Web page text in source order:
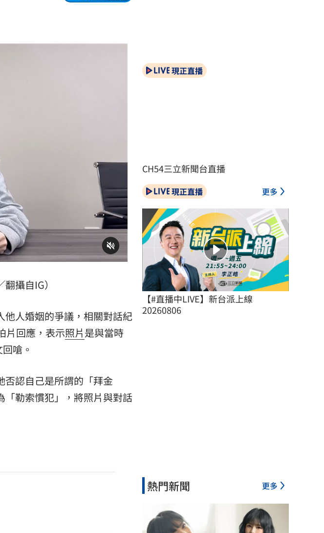
攝自IG）
他人婚姻的爭議，相關對話紀
片回應，表示照片是與當時
嗆。
否認自己是所謂的「拜金
「勒索慣犯」，將照片與對話
現正直播
CH54三立新聞台直播
現正直播 更多
【#直播中LIVE】新台派上線
20260806
熱門新聞 更多